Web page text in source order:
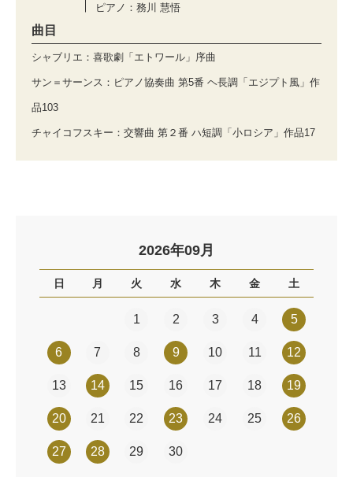
ピアノ：務川 慧悟
曲目
シャブリエ：喜歌劇「エトワール」序曲
サン＝サーンス：ピアノ協奏曲 第5番 ヘ長調「エジプト風」作
品103
チャイコフスキー：交響曲 第２番 ハ短調「小ロシア」作品17
2026年09月
日 月 火 水 木 金 土
1 2 3 4 5
6 7 8 9 10 11 12
13 14 15 16 17 18 19
20 21 22 23 24 25 26
27 28 29 30